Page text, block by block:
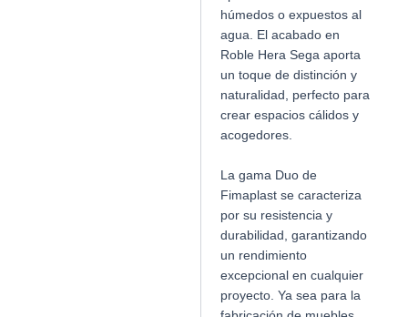
húmedos o expuestos al
agua. El acabado en
Roble Hera Sega aporta
un toque de distinción y
naturalidad, perfecto para
crear espacios cálidos y
acogedores.
La gama Duo de
Fimaplast se caracteriza
por su resistencia y
durabilidad, garantizando
un rendimiento
excepcional en cualquier
proyecto. Ya sea para la